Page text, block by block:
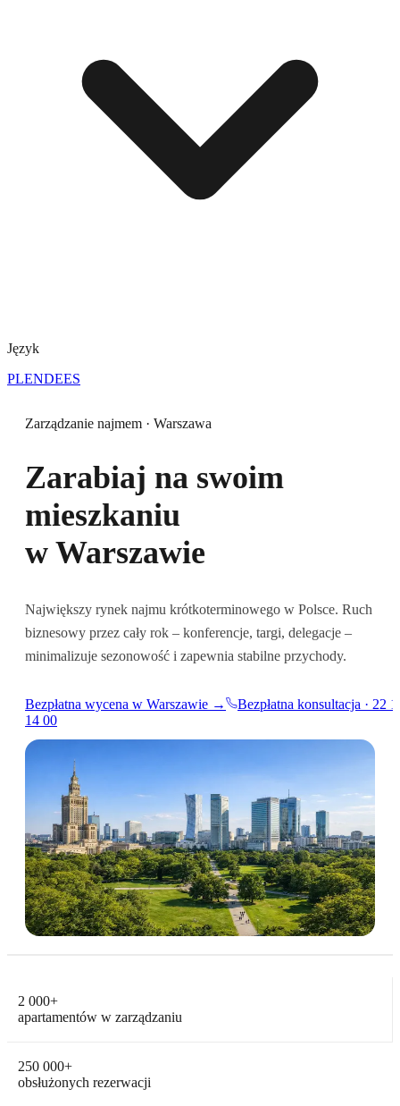
Język
PLENDEES
Zarządzanie najmem · Warszawa
Zarabiaj na swoim
mieszkaniu
w Warszawie
Największy rynek najmu krótkoterminowego w Polsce. Ruch
biznesowy przez cały rok – konferencje, targi, delegacje –
minimalizuje sezonowość i zapewnia stabilne przychody.
Bezpłatna wycena w Warszawie →
Bezpłatna konsultacja · 22
14 00
2 000+
apartamentów w zarządzaniu
250 000+
obsłużonych rezerwacji